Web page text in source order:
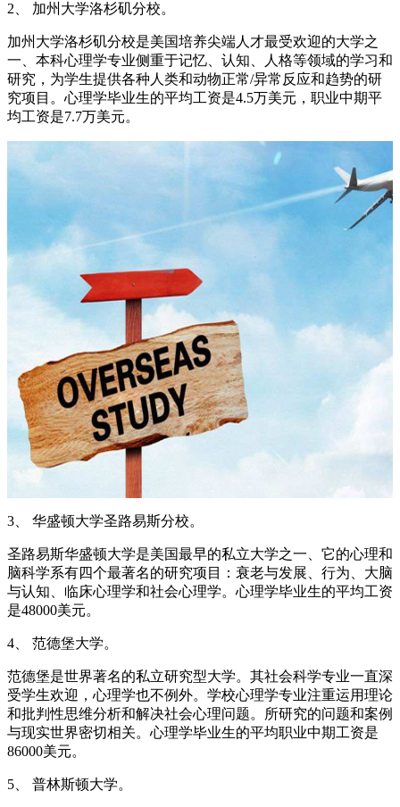
2、 加州大学洛杉矶分校。
加州大学洛杉矶分校是美国培养尖端人才最受欢迎的大学之
一、本科心理学专业侧重于记忆、认知、人格等领域的学习和
研究，为学生提供各种人类和动物正常/异常反应和趋势的研
究项目。心理学毕业生的平均工资是4.5万美元，职业中期平
均工资是7.7万美元。
3、 华盛顿大学圣路易斯分校。
圣路易斯华盛顿大学是美国最早的私立大学之一、它的心理和
脑科学系有四个最著名的研究项目：衰老与发展、行为、大脑
与认知、临床心理学和社会心理学。心理学毕业生的平均工资
是48000美元。
4、 范德堡大学。
范德堡是世界著名的私立研究型大学。其社会科学专业一直深
受学生欢迎，心理学也不例外。学校心理学专业注重运用理论
和批判性思维分析和解决社会心理问题。所研究的问题和案例
与现实世界密切相关。心理学毕业生的平均职业中期工资是
86000美元。
5、 普林斯顿大学。